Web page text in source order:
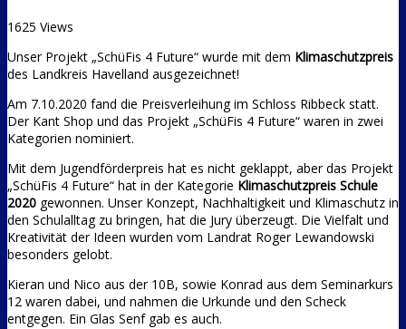
1625 Views
Unser Projekt „SchüFis 4 Future“ wurde mit dem Klimaschutzpreis
des Landkreis Havelland ausgezeichnet!
Am 7.10.2020 fand die Preisverleihung im Schloss Ribbeck statt.
Der Kant Shop und das Projekt „SchüFis 4 Future“ waren in zwei
Kategorien nominiert.
Mit dem Jugendförderpreis hat es nicht geklappt, aber das Projekt
„SchüFis 4 Future“ hat in der Kategorie Klimaschutzpreis Schule
2020 gewonnen. Unser Konzept, Nachhaltigkeit und Klimaschutz in
den Schulalltag zu bringen, hat die Jury überzeugt. Die Vielfalt und
Kreativität der Ideen wurden vom Landrat Roger Lewandowski
besonders gelobt.
Kieran und Nico aus der 10B, sowie Konrad aus dem Seminarkurs
12 waren dabei, und nahmen die Urkunde und den Scheck
entgegen. Ein Glas Senf gab es auch.